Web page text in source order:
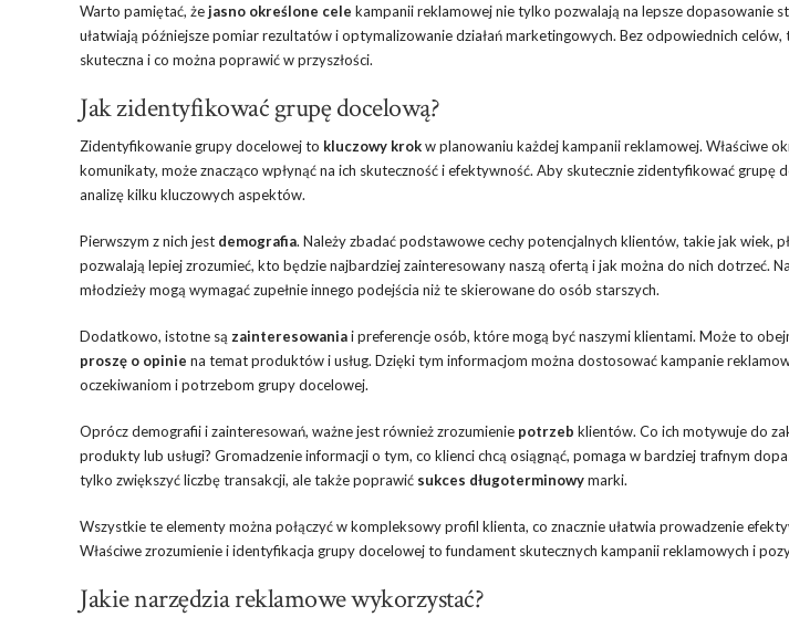
Warto pamiętać, żejasno określone cele kampanii reklamowej nie tylko pozwalają na lepsze dopasowanie
ułatwiają późniejsze pomiar rezultatów i optymalizowanie działań marketingowych. Bez odpowiednich celów,
skuteczna i co można poprawić w przyszłości.
Jak zidentyfikować grupę docelową?
Zidentyfikowanie grupy docelowej to kluczowy krokw planowaniu każdej kampanii reklamowej. Właściwe
komunikaty, może znacząco wpłynąć na ich skuteczność i efektywność. Aby skutecznie zidentyfikować grupę
analizę kilku kluczowych aspektów.
Pierwszym z nich jest demografia. Należy zbadać podstawowe cechy potencjalnych klientów, takie jak wiek,
pozwalają lepiej zrozumieć, kto będzie najbardziej zainteresowany naszą ofertą i jak można do nich dotrzeć.
młodzieży mogą wymagać zupełnie innego podejścia niż te skierowane do osób starszych.
Dodatkowo, istotne są zainteresowaniai preferencje osób, które mogą być naszymi klientami. Może to
proszę o opinie na temat produktów i usług. Dzięki tym informacjom można dostosować kampanie
oczekiwaniom i potrzebom grupy docelowej.
Oprócz demografii i zainteresowań, ważne jest również zrozumienie potrzeb klientów. Co ich motywuje do
produkty lub usługi? Gromadzenie informacji o tym, co klienci chcą osiągnąć, pomaga w bardziej trafnym
tylko zwiększyć liczbę transakcji, ale także poprawić sukces długoterminowymarki.
Wszystkie te elementy można połączyć w kompleksowy profil klienta, co znacznie ułatwia prowadzenie
Właściwe zrozumienie i identyfikacja grupy docelowej to fundament skutecznych kampanii reklamowych i
Jakie narzędzia reklamowe wykorzystać?